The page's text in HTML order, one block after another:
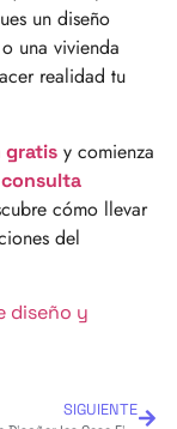
un diseño
una vivienda
realidad tu
gratis y comienza
consulta
cómo llevar
del
diseño y
SIGUIENTE